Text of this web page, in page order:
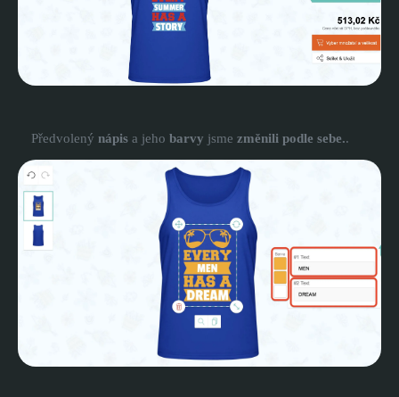
Předvolený nápis a jeho barvy jsme změnili podle sebe..